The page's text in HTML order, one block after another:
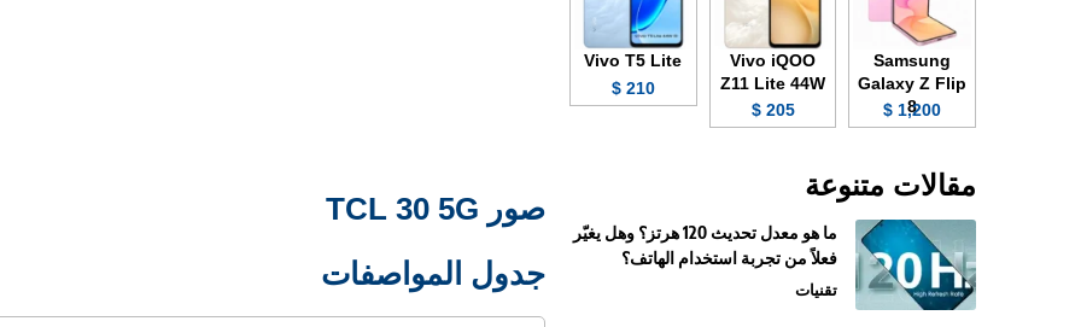
صور TCL 30 5G
جدول المواصفات
Samsung
Galaxy Z Flip
8
1,200 $
Vivo iQOO
Z11 Lite 44W
205 $
Vivo T5 Lite
210 $
مقالات متنوعة
ما هو معدل تحديث 120 هرتز؟ وهل يغيّر
فعلاً من تجربة استخدام الهاتف؟
تقنيات